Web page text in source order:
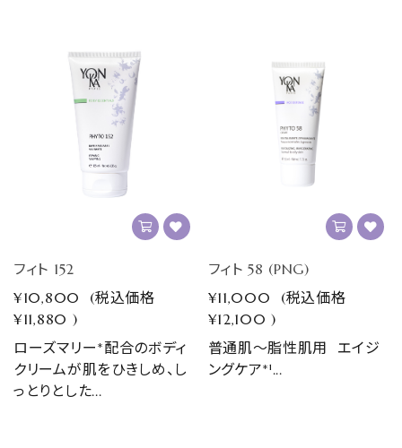
フィト 152
¥10,800
(税込価格
¥11,880 )
ローズマリー*配合のボディ
クリームが肌をひきしめ、し
っとりとした...
フィト 58 (PNG)
¥11,000
(税込価格
¥12,100 )
普通肌～脂性肌用 エイジ
ングケア*¹...